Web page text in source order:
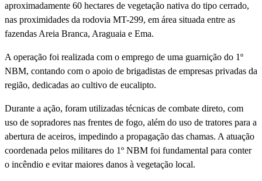
aproximadamente 60 hectares de vegetação nativa do tipo cerrado,
nas proximidades da rodovia MT-299, em área situada entre as
fazendas Areia Branca, Araguaia e Ema.
A operação foi realizada com o emprego de uma guarnição do 1º
NBM, contando com o apoio de brigadistas de empresas privadas da
região, dedicadas ao cultivo de eucalipto.
Durante a ação, foram utilizadas técnicas de combate direto, com
uso de sopradores nas frentes de fogo, além do uso de tratores para a
abertura de aceiros, impedindo a propagação das chamas. A atuação
coordenada pelos militares do 1º NBM foi fundamental para conter
o incêndio e evitar maiores danos à vegetação local.